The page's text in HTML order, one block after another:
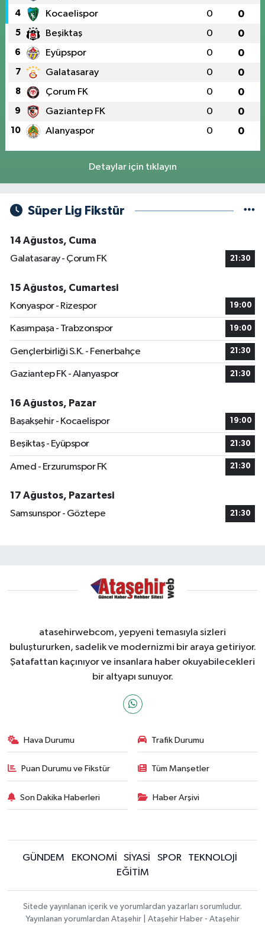
4 Kocaelispor 0 0
5 Beşiktaş 0 0
6 Eyüpspor 0 0
7 Galatasaray 0 0
8 Çorum FK 0 0
9 Gaziantep FK 0 0
10 Alanyaspor 0 0
Detaylar için tıklayın
Süper Lig Fikstür
14 Ağustos, Cuma
Galatasaray - Çorum FK
21:30
15 Ağustos, Cumartesi
Konyaspor - Rizespor
19:00
Kasımpaşa - Trabzonspor 19:00
Gençlerbirliği S.K. - Fenerbahçe 21:30
Gaziantep FK - Alanyaspor 21:30
16 Ağustos, Pazar
Başakşehir - Kocaelispor
19:00
Beşiktaş - Eyüpspor 21:30
Amed - Erzurumspor FK 21:30
17 Ağustos, Pazartesi
Samsunspor - Göztepe
21:30
atasehirwebcom, yepyeni temasıyla sizleri
buluştururken, sadelik ve modernizmi bir araya getiriyor.
Şatafattan kaçınıyor ve insanlara haber okuyabilecekleri
bir altyapı sunuyor.
Hava Durumu Trafik Durumu
Puan Durumu ve Fikstür Tüm Manşetler
Son Dakika Haberleri Haber Arşivi
GÜNDEM EKONOMİ SİYASİ SPOR
TEKNOLOJİ
EĞİTİM
Sitede yayınlanan içerik ve yorumlardan yazarları sorumludur.
Yayınlanan yorumlardan Ataşehir | Ataşehir Haber - Ataşehir